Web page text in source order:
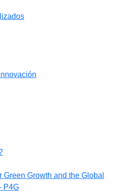
Green Growth and the Global
P4G